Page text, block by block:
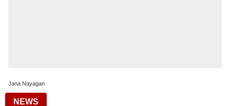
Jana Nayagan
NEWS